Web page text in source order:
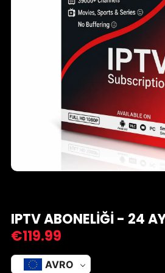
IPTV ABONELIĞI - 24
€119.99
AVRO